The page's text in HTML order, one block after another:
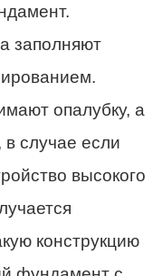
заполняют
опалубку, а
в случае если
высокого
конструкцию